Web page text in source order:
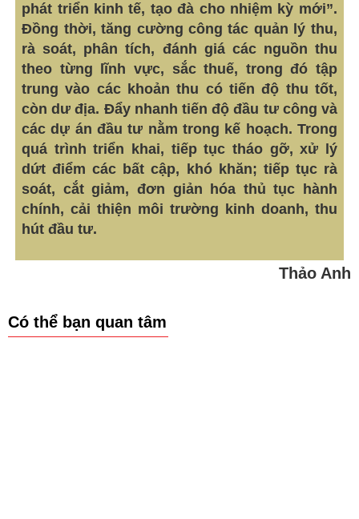
phát triển kinh tế, tạo đà cho nhiệm kỳ mới”.
Đồng thời, tăng cường công tác quản lý thu,
rà soát, phân tích, đánh giá các nguồn thu
theo từng lĩnh vực, sắc thuế, trong đó tập
trung vào các khoản thu có tiến độ thu tốt,
còn dư địa. Đẩy nhanh tiến độ đầu tư công và
các dự án đầu tư nằm trong kế hoạch. Trong
quá trình triển khai, tiếp tục tháo gỡ, xử lý
dứt điểm các bất cập, khó khăn; tiếp tục rà
soát, cắt giảm, đơn giản hóa thủ tục hành
chính, cải thiện môi trường kinh doanh, thu
hút đầu tư.
Thảo Anh
Có thể bạn quan tâm